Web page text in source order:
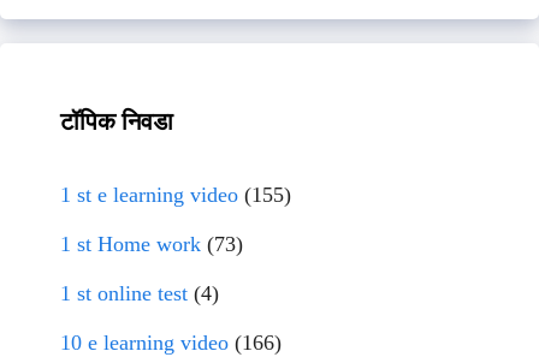
टॉपिक निवडा
1 st e learning video (155)
1 st Home work (73)
1 st online test (4)
10 e learning video (166)